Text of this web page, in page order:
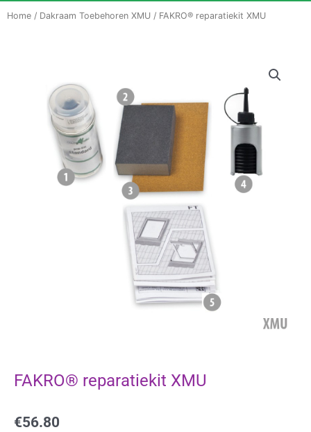
Home / Dakraam Toebehoren XMU / FAKRO® reparatiekit XMU
FAKRO® reparatiekit XMU
€56.80